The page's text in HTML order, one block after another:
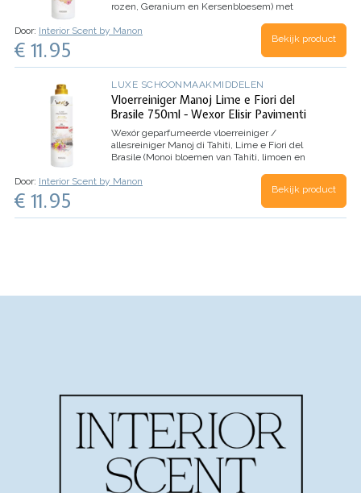
rozen, Geranium en Kersenbloesem) met
houten vloeren.
Flesinhoud van 750 ml.
Door: Interior Scent by Manon
€ 11.95 Bekijk product
LUXE SCHOONMAAKMIDDELEN
Vloerreiniger Manoj Lime e Fiori del
Brasile 750ml - Wexor Elisir Pavimenti
Wexór geparfumeerde vloerreiniger /
allesreiniger Manoj di Tahiti, Lime e Fiori del
Brasile (Monoi bloemen van Tahiti, limoen en
Door: Interior Scent by Manon
€ 11.95 Bekijk product